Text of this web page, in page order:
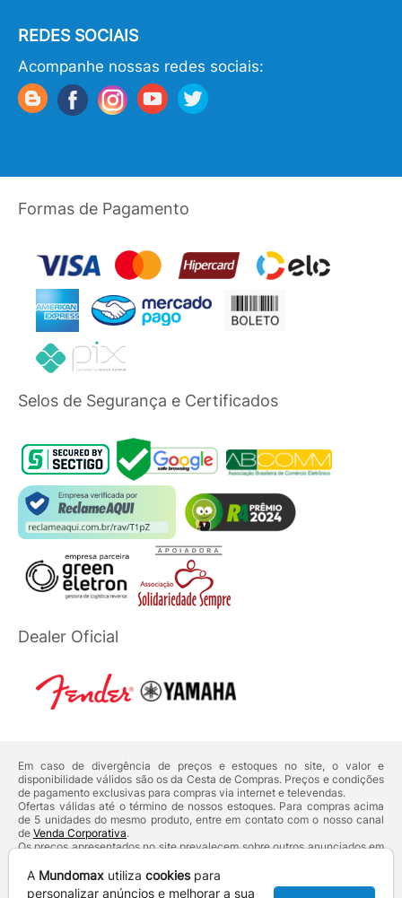
REDES SOCIAIS
Acompanhe nossas redes sociais:
Formas de Pagamento
Selos de Segurança e Certificados
Dealer Oficial
Em caso de divergência de preços e estoques no site, o valor e
disponibilidade válidos são os da Cesta de Compras. Preços e condições
de pagamento exclusivas para compras via internet e televendas.
Ofertas válidas até o término de nossos estoques. Para compras acima
de 5 unidades do mesmo produto, entre em contato com o nosso canal
de Venda Corporativa.
Os preços apresentados no site prevalecem sobre outros anunciados em
Defesa do Consumidor:Lei nº 8.078.
Vendas sujeitas à confirmação de dados e análises de crédito e risco.
A Mundomax utiliza cookiespara
personalizar anúncios e melhorar a sua